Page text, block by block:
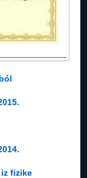
fizike